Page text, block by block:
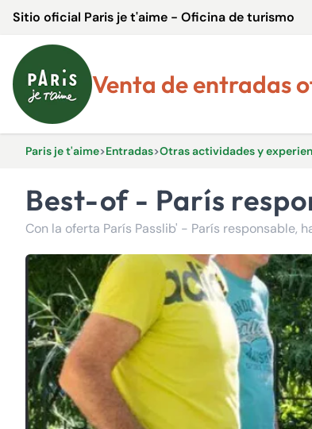
Sitio oficial Paris je t'aime - Oficina de turismo
Venta de entradas
Paris je t'aime>Entradas>Otras actividades y
Best-of - París